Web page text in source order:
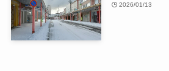
2026/01/13